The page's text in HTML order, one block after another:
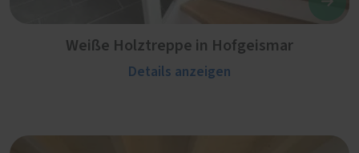
Weiße Holztreppe in Hofgeismar
Details anzeigen